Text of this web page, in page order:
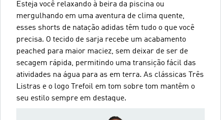
Esteja você relaxando à beira da piscina ou
mergulhando em uma aventura de clima quente,
esses shorts de natação adidas têm tudo o que você
precisa. O tecido de sarja recebe um acabamento
peached para maior maciez, sem deixar de ser de
secagem rápida, permitindo uma transição fácil das
atividades na água para as em terra. As clássicas Três
Listras e o logo Trefoil em tom sobre tom mantêm o
seu estilo sempre em destaque.